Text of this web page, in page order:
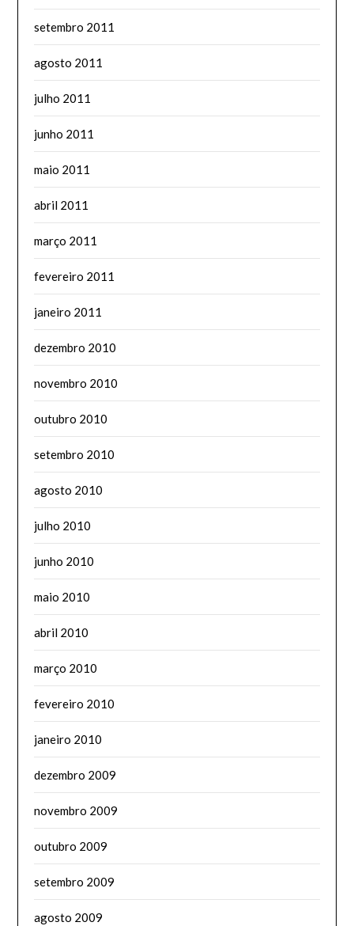
setembro 2011
agosto 2011
julho 2011
junho 2011
maio 2011
abril 2011
março 2011
fevereiro 2011
janeiro 2011
dezembro 2010
novembro 2010
outubro 2010
setembro 2010
agosto 2010
julho 2010
junho 2010
maio 2010
abril 2010
março 2010
fevereiro 2010
janeiro 2010
dezembro 2009
novembro 2009
outubro 2009
setembro 2009
agosto 2009